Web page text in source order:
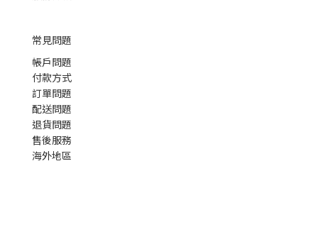
常見問題
帳戶問題
付款方式
訂單問題
配送問題
退貨問題
售後服務
海外地區